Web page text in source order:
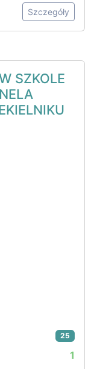
Szczegóły
SZKOLE
25
1